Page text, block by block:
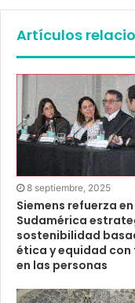
Artículos
8 septiembre, 2025
Siemens refuerza en
Sudamérica
sostenibilidad
ética y equidad con
en las personas